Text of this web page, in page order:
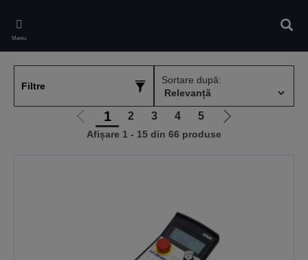
main
content
Meniu
Filtre
Sortare după:
Mergi
la
1 2 3 4 5
Mergi
Afișare 1 - 15 din 66 produse